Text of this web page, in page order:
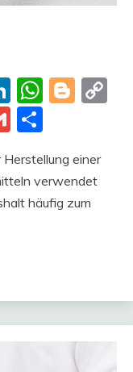
LinkedIn
Gmail
einer
verwendet
häufig zum